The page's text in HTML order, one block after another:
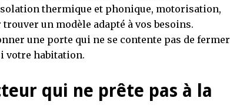
thermique et phonique, motorisation,
un modèle adapté à vos besoins.
une porte qui ne se contente pas de fermer
votre habitation.
qui ne prête pas à la